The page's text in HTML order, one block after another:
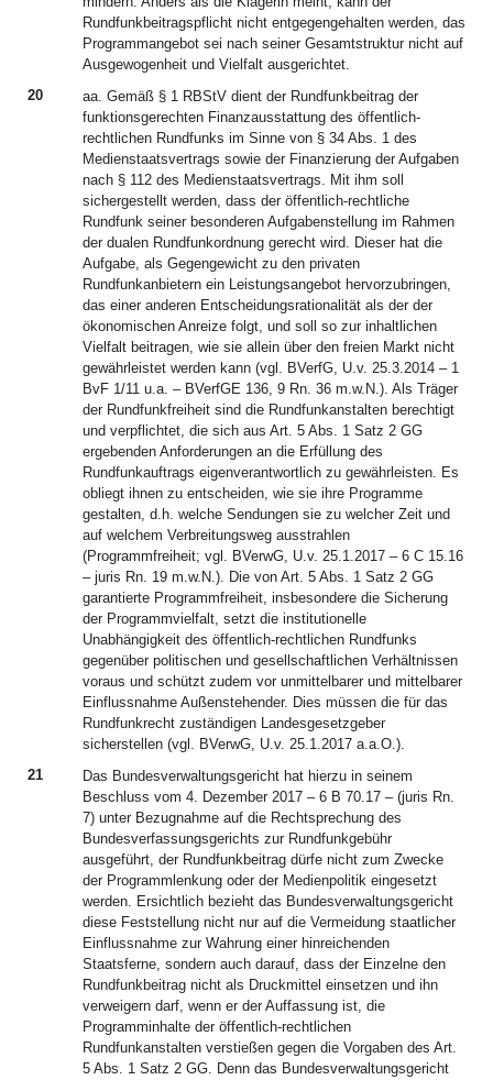
Rundfunkbeitragspflicht nicht entgegengehalten werden, das
Programmangebot sei nach seiner Gesamtstruktur nicht auf
Ausgewogenheit und Vielfalt ausgerichtet.
20
aa. Gemäß § 1 RBStV dient der Rundfunkbeitrag der
funktionsgerechten Finanzausstattung des öffentlich-
rechtlichen Rundfunks im Sinne von § 34 Abs. 1 des
Medienstaatsvertrags sowie der Finanzierung der Aufgaben
nach § 112 des Medienstaatsvertrags. Mit ihm soll
sichergestellt werden, dass der öffentlich-rechtliche
Rundfunk seiner besonderen Aufgabenstellung im Rahmen
der dualen Rundfunkordnung gerecht wird. Dieser hat die
Aufgabe, als Gegengewicht zu den privaten
Rundfunkanbietern ein Leistungsangebot hervorzubringen,
das einer anderen Entscheidungsrationalität als der der
ökonomischen Anreize folgt, und soll so zur inhaltlichen
Vielfalt beitragen, wie sie allein über den freien Markt nicht
gewährleistet werden kann (vgl. BVerfG, U.v. 25.3.2014 – 1
BvF 1/11 u.a. – BVerfGE 136, 9 Rn. 36 m.w.N.). Als Träger
der Rundfunkfreiheit sind die Rundfunkanstalten berechtigt
und verpflichtet, die sich aus Art. 5 Abs. 1 Satz 2 GG
ergebenden Anforderungen an die Erfüllung des
Rundfunkauftrags eigenverantwortlich zu gewährleisten. Es
obliegt ihnen zu entscheiden, wie sie ihre Programme
gestalten, d.h. welche Sendungen sie zu welcher Zeit und
auf welchem Verbreitungsweg ausstrahlen
(Programmfreiheit; vgl. BVerwG, U.v. 25.1.2017 – 6 C 15.16
– juris Rn. 19 m.w.N.). Die von Art. 5 Abs. 1 Satz 2 GG
garantierte Programmfreiheit, insbesondere die Sicherung
der Programmvielfalt, setzt die institutionelle
Unabhängigkeit des öffentlich-rechtlichen Rundfunks
gegenüber politischen und gesellschaftlichen Verhältnissen
voraus und schützt zudem vor unmittelbarer und mittelbarer
Einflussnahme Außenstehender. Dies müssen die für das
Rundfunkrecht zuständigen Landesgesetzgeber
sicherstellen (vgl. BVerwG, U.v. 25.1.2017 a.a.O.).
21
Das Bundesverwaltungsgericht hat hierzu in seinem
Beschluss vom 4. Dezember 2017 – 6 B 70.17 – (juris Rn.
7) unter Bezugnahme auf die Rechtsprechung des
Bundesverfassungsgerichts zur Rundfunkgebühr
ausgeführt, der Rundfunkbeitrag dürfe nicht zum Zwecke
der Programmlenkung oder der Medienpolitik eingesetzt
werden. Ersichtlich bezieht das Bundesverwaltungsgericht
diese Feststellung nicht nur auf die Vermeidung staatlicher
Einflussnahme zur Wahrung einer hinreichenden
Staatsferne, sondern auch darauf, dass der Einzelne den
Rundfunkbeitrag nicht als Druckmittel einsetzen und ihn
verweigern darf, wenn er der Auffassung ist, die
Programminhalte der öffentlich-rechtlichen
Rundfunkanstalten verstießen gegen die Vorgaben des Art.
5 Abs. 1 Satz 2 GG. Denn das Bundesverwaltungsgericht